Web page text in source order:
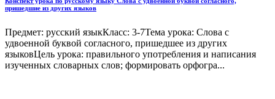
пришедшие из других языков
Предмет: русский языкКласс: 3-7Тема урока: Слова с
удвоенной буквой согласного, пришедшее из других
языковЦель урока: правильного употребления и написания
изученных словарных слов; формировать орфогра...